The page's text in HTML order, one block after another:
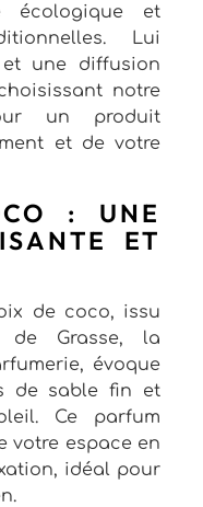
écologique et
Lui
une diffusion
notre
un produit
et de votre
: UNE
ET
de coco, issu
de Grasse, la
évoque
de sable fin et
Ce parfum
votre espace en
idéal pour